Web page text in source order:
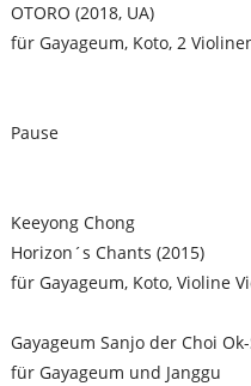
OTORO (2018, UA)
für Gayageum, Koto, 2
Pause
Keeyong Chong
Horizon´s Chants (2015)
für Gayageum, Koto, Violine
Gayageum Sanjo der Choi
für Gayageum und Janggu